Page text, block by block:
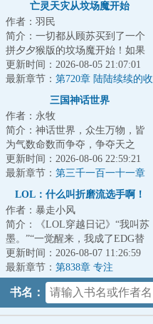
亡灵天灾从坟场魔开始
作者：羽民
简介：一切都从顾苏买到了一个
拼夕夕猴版的坟场魔开始！如果
不想死在游戏里，就要想办法拼
命！拾荒、战斗...
更新时间：2026-08-05 21:07:01
最新章节： 第720章 陆陆续续的收
获（加更求全订）
三国神话世界
作者：永牧
简介：神话世界，众生万物，皆
为气数命数而争夺，争夺天之
运，臣之运，道之运，争为人上
人，但求长生不死...
更新时间：2026-08-06 22:59:21
最新章节： 第三千一百一十一章
【迎天子还洛阳】
LOL：什么叫折磨流选手啊！
作者：暴走小风
简介：《LOL穿越日记》“我叫苏
墨。”“一觉醒来，我成了EDG替
补上单。”“教练阿布居然叫我赶紧
上场。”...
更新时间：2026-08-07 11:26:59
最新章节： 第838章 专注
书名：